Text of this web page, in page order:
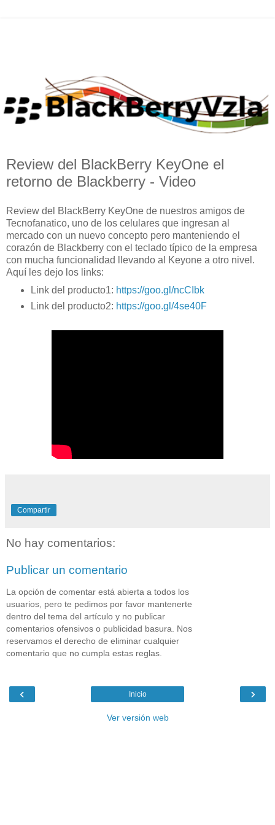
Review del BlackBerry KeyOne el
retorno de Blackberry - Video
Review del BlackBerry KeyOne de nuestros amigos de
Tecnofanatico, uno de los celulares que ingresan al
mercado con un nuevo concepto pero manteniendo el
corazón de Blackberry con el teclado típico de la empresa
con mucha funcionalidad llevando al Keyone a otro nivel.
Aquí les dejo los links:
Link del producto1: https://goo.gl/ncCIbk
Link del producto2: https://goo.gl/4se40F
Compartir
No hay comentarios:
Publicar un comentario
La opción de comentar está abierta a todos los
usuarios, pero te pedimos por favor mantenerte
dentro del tema del artículo y no publicar
comentarios ofensivos o publicidad basura. Nos
reservamos el derecho de eliminar cualquier
comentario que no cumpla estas reglas.
‹ ›
Inicio
Ver versión web